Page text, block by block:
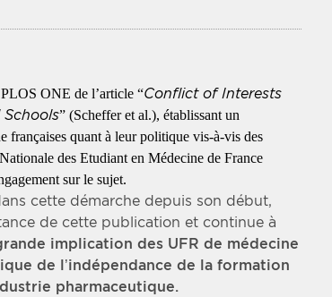
Période
Choisir une date de début
ONE de l’article “Conflict of Interests
” (Scheffer et al.), établissant un
françaises quant à leur politique vis-à-vis des
des Etudiant en Médecine de France
sur le sujet.
cette démarche depuis son début,
de cette publication et continue à
implication des UFR de médecine
de l’indépendance de la formation
pharmaceutique.